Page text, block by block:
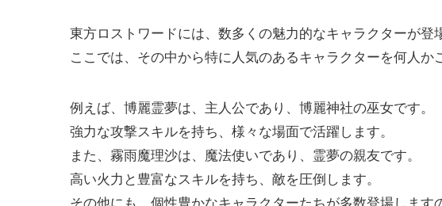
東方ロストワードには、数多くの魅力的なキャラクターが登
ここでは、その中から特に人気のあるキャラクターを何人か
例えば、博麗霊夢は、主人公であり、博麗神社の巫女です。
強力な攻撃スキルを持ち、様々な場面で活躍します。
また、霧雨魔理沙は、魔法使いであり、霊夢の親友です。
高い火力と豊富なスキルを持ち、敵を圧倒します。
その他にも、個性豊かなキャラクターたちが多数登場しま